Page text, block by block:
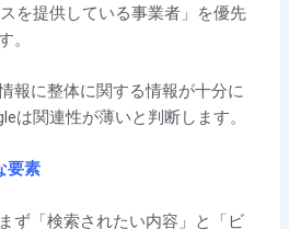
を提供している事業者」を優先
。
報に整体に関する情報が十分に
は関連性が薄いと判断します。
要素
ず「検索されたい内容」と「ビ